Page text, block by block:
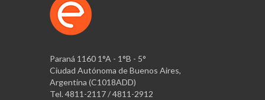
Paraná 1160 1°A - 1°B - 5°
Ciudad Autónoma de Buenos Aires,
Argentina (C1018ADD)
Tel. 4811-2117 / 4811-2912